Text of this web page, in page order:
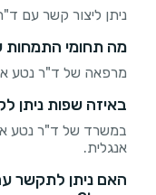
ניתן ליצור קשר עם ד"ר נטע
מה תחומי
מרפאה של ד"ר נטע
באיזה שפות ניתן
במשרד של ד"ר נטע
אנגלית.
האם ניתן לתקשר